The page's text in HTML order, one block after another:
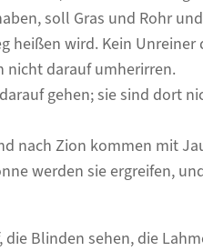
soll Gras und Rohr
heißen wird. Kein
nicht darauf umherirren.
gehen; sie sind dort
nach Zion kommen mit
werden sie ergreifen,
Blinden sehen, die